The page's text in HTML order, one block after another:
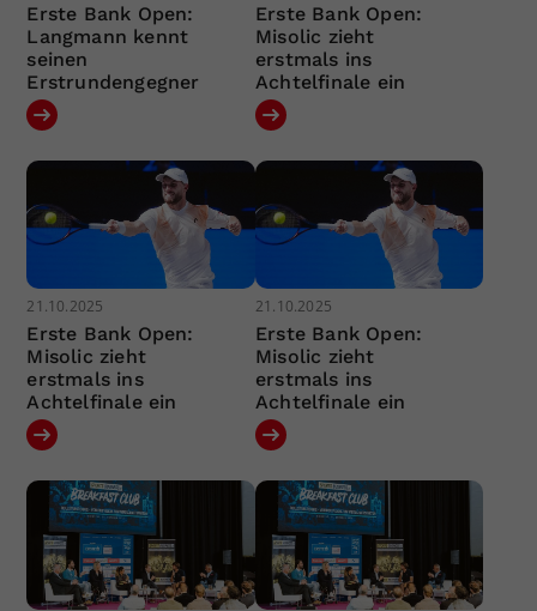
Erste Bank Open:
Langmann kennt
seinen
Erstrundengegner
Erste Bank Open:
Misolic zieht
erstmals ins
Achtelfinale ein
21.10.2025
Erste Bank Open:
Misolic zieht
erstmals ins
Achtelfinale ein
21.10.2025
Erste Bank Open:
Misolic zieht
erstmals ins
Achtelfinale ein